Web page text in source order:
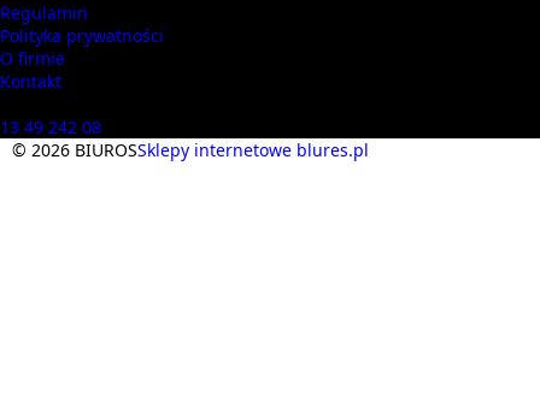
Regulamin
Polityka prywatności
O firmie
Kontakt
13 49 242 08
© 2026 BIUROSSklepy internetowe blures.pl